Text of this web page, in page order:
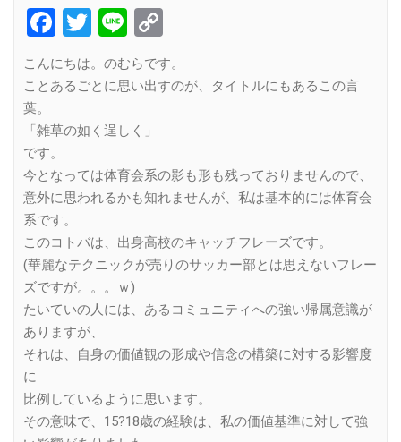
Facebook
Twitter
Line
Link
こんにちは。のむらです。
ことあるごとに思い出すのが、タイトルにもあるこの言
葉。
「雑草の如く逞しく」
です。
今となっては体育会系の影も形も残っておりませんので、
意外に思われるかも知れませんが、私は基本的には体育会
系です。
このコトバは、出身高校のキャッチフレーズです。
(華麗なテクニックが売りのサッカー部とは思えないフレー
ズですが。。。ｗ)
たいていの人には、あるコミュニティへの強い帰属意識が
ありますが、
それは、自身の価値観の形成や信念の構築に対する影響度
に
比例しているように思います。
その意味で、15?18歳の経験は、私の価値基準に対して強